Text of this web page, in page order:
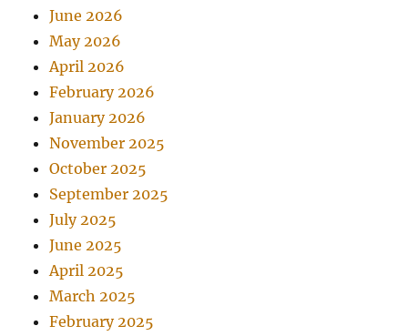
June 2026
May 2026
April 2026
February 2026
January 2026
November 2025
October 2025
September 2025
July 2025
June 2025
April 2025
March 2025
February 2025